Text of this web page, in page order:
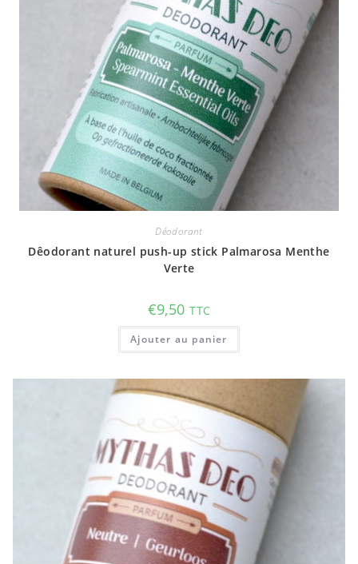
Déodorant
Dêodorant naturel push-up stick Palmarosa Menthe
Verte
€9,50 TTC
Ajouter au panier